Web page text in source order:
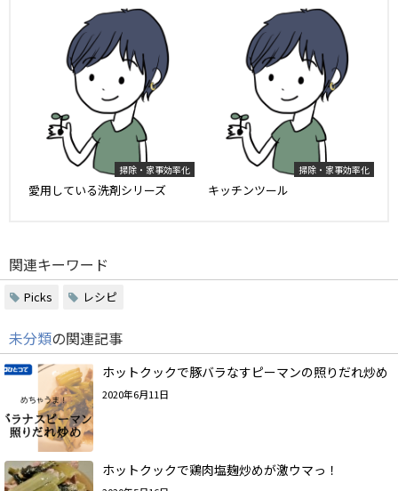
掃除・家事効率化
愛用している洗剤シリーズ
掃除・家事効率化
キッチンツール
関連キーワード
Picks レシピ
未分類の関連記事
ホットクックで豚バラなすピーマンの照りだれ炒め
2020年6月11日
ホットクックで鶏肉塩麹炒めが激ウマっ！